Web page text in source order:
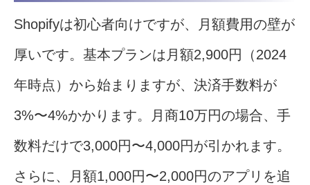
Shopifyは初心者向けですが、月額費用の壁が
厚いです。基本プランは月額2,900円（2024
年時点）から始まりますが、決済手数料が
3%〜4%かかります。月商10万円の場合、手
数料だけで3,000円〜4,000円が引かれます。
さらに、月額1,000円〜2,000円のアプリを追